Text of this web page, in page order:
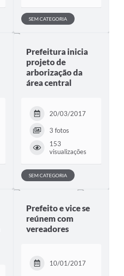
SEM CATEGORIA
Prefeitura inicia
projeto de
arborização da
área central
20/03/2017
3 fotos
153
visualizações
SEM CATEGORIA
Prefeito e vice se
reúnem com
vereadores
10/01/2017